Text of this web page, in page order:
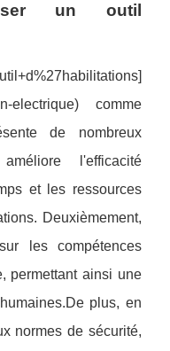
un outil
electrique) comme
de nombreux
l'efficacité
et les ressources
Deuxièmement,
les compétences
permettant ainsi une
plus, en
normes de sécurité,